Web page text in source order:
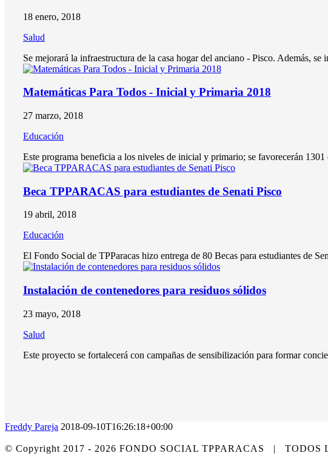
18 enero, 2018
Salud
Se mejorará la infraestructura de la casa hogar del anciano - Pisco. Además,
Matemáticas Para Todos - Inicial y Primaria 2018
27 marzo, 2018
Educación
Este programa beneficia a los niveles de inicial y primario; se favorecerán
Beca TPPARACAS para estudiantes de Senati Pisco
19 abril, 2018
Educación
El Fondo Social de TPParacas hizo entrega de 80 Becas para estudiantes de
Instalación de contenedores para residuos sólidos
23 mayo, 2018
Salud
Este proyecto se fortalecerá con campañas de sensibilización para formar
Freddy Pareja 2018-09-10T16:26:18+00:00
© Copyright 2017 - 2026 FONDO SOCIAL TPPARACAS | TODOS